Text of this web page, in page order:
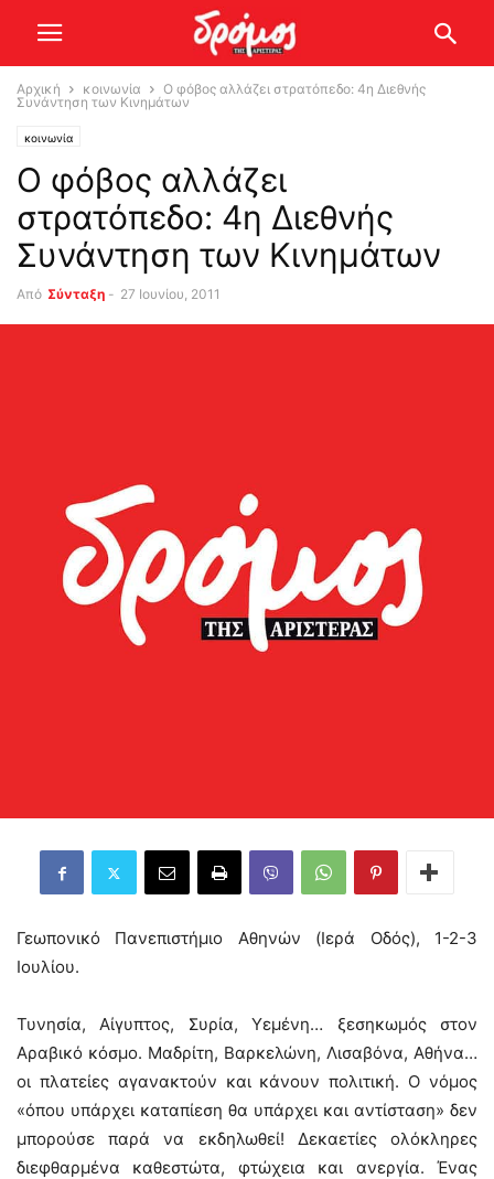
Αρχική κοινωνία
Ο φόβος αλλάζει στρατόπεδο: 4η Διεθνής
Συνάντηση των Κινημάτων
κοινωνία
Ο φόβος αλλάζει
στρατόπεδο: 4η Διεθνής
Συνάντηση των Κινημάτων
Από Σύνταξη - 27 Ιουνίου, 2011
Γεωπονικό Πανεπιστήμιο Αθηνών (Ιερά Οδός), 1-2-3
Ιουλίου.
Τυνησία, Αίγυπτος, Συρία, Υεμένη… ξεσηκωμός στον
Αραβικό κόσμο. Μαδρίτη, Βαρκελώνη, Λισαβόνα, Αθήνα…
οι πλατείες αγανακτούν και κάνουν πολιτική. Ο νόμος
«όπου υπάρχει καταπίεση θα υπάρχει και αντίσταση» δεν
μπορούσε παρά να εκδηλωθεί! Δεκαετίες ολόκληρες
διεφθαρμένα καθεστώτα, φτώχεια και ανεργία. Ένας